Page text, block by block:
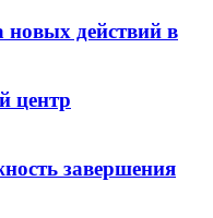
новых действий в
центр
завершения